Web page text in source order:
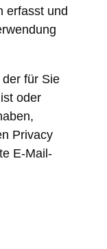
erfasst und
für Sie
oder
Privacy
E-Mail-